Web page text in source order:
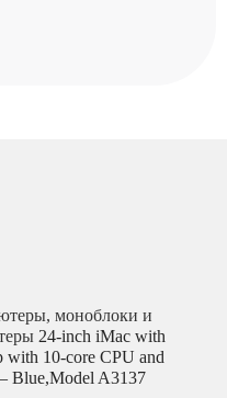
моноблоки и
24-inch iMac with
10‑core CPU and
Blue,Model A3137